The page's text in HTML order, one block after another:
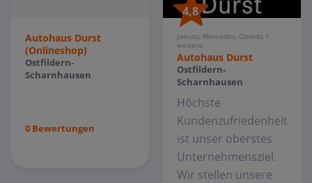
Autohaus Durst
(Onlineshop)
Ostfildern-
Scharnhausen
0 Bewertungen
4,8
Jaecoo, Mercedes, Omoda +
weitere
Autohaus Durst
Ostfildern-
Scharnhausen
Höchste
Kundenzufriedenheit
ist unser oberstes
Unternehmensziel.
Wir stellen unsere